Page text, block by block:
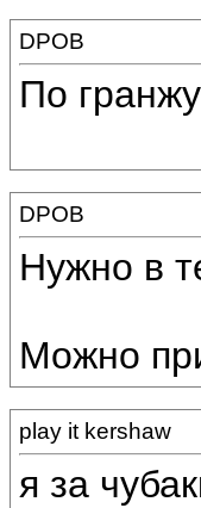
DPOB
По гранжу
DPOB
Нужно в
Можно
play it kershaw
я за